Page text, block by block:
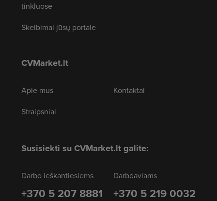
tinkluose
Skelbimai jūsų portale
CVMarket.lt
Apie mus
Straipsniai
Kontaktai
Susisiekti su CVMarket.lt galite:
Darbo ieškantiesiems
+370 5 207 8881
Darbdaviams
+370 5 219 0032